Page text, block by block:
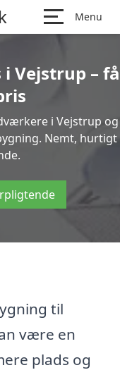
Menu
Vejstrup – få
i Vejstrup og
Nemt, hurtigt
til
være en
plads og